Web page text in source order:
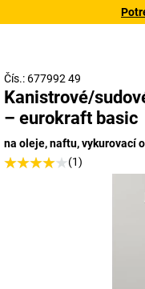
Čís.: 677992 49
Kanistrové/
– eurokraft basic
na oleje, naftu, vykurovací
(1)